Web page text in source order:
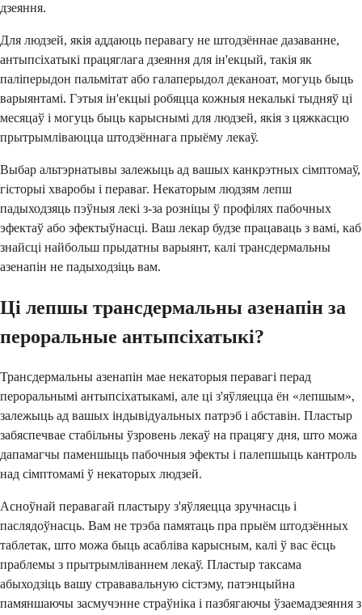
дзеяння.
Для людзей, якія аддаюць перавагу не штодзённае дазаванне,
антыпсіхатыкі працяглага дзеяння для ін'екцый, такія як
паліперыдон пальмітат або галаперыдол деканоат, могуць быць
варыянтамі. Гэтыя ін'екцыі робяцца кожныя некалькі тыдняў ці
месяцаў і могуць быць карыснымі для людзей, якія з цяжкасцю
прытрымліваюцца штодзённага прыёму лекаў.
Выбар альтэрнатывы залежыць ад вашых канкрэтных сімптомаў,
гісторыі хваробы і пераваг. Некаторым людзям лепш
падыходзяць пэўныя лекі з-за розніцы ў профілях пабочных
эфектаў або эфектыўнасці. Ваш лекар будзе працаваць з вамі, каб
знайсці найбольш прыдатны варыянт, калі трансдермальны
азенапін не падыходзіць вам.
Ці лепшы трансдермальны азенапін за
пероральные антыпсіхатыкі?
Трансдермальны азенапін мае некаторыя перавагі перад
пероральнымі антыпсіхатыкамі, але ці з'яўляецца ён «лепшым»,
залежыць ад вашых індывідуальных патрэб і абставін. Пластыр
забяспечвае стабільны ўзровень лекаў на працягу дня, што можа
дапамагчы паменшыць пабочныя эфекты і палепшыць кантроль
над сімптомамі ў некаторых людзей.
Асноўнай перавагай пластыру з'яўляецца зручнасць і
паслядоўнасць. Вам не трэба памятаць пра прыём штодзённых
таблетак, што можа быць асабліва карысным, калі ў вас ёсць
праблемы з прытрымліваннем лекаў. Пластыр таксама
абыходзіць вашу стрававальную сістэму, патэнцыйна
памяншаючы засмучэнне страўніка і пазбягаючы ўзаемадзеяння з